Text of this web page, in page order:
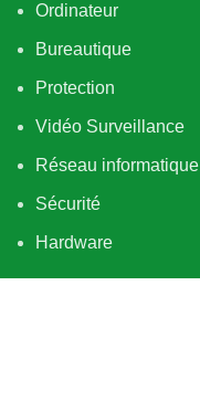
Ordinateur
Bureautique
Protection
Vidéo Surveillance
Réseau informatique
Sécurité
Hardware